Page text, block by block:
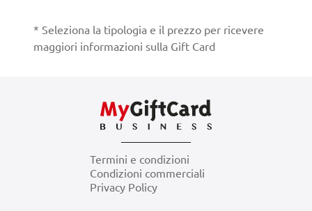
* Seleziona la tipologia e il prezzo per ricevere
maggiori informazioni sulla Gift Card
Termini e condizioni
Condizioni commerciali
Privacy Policy